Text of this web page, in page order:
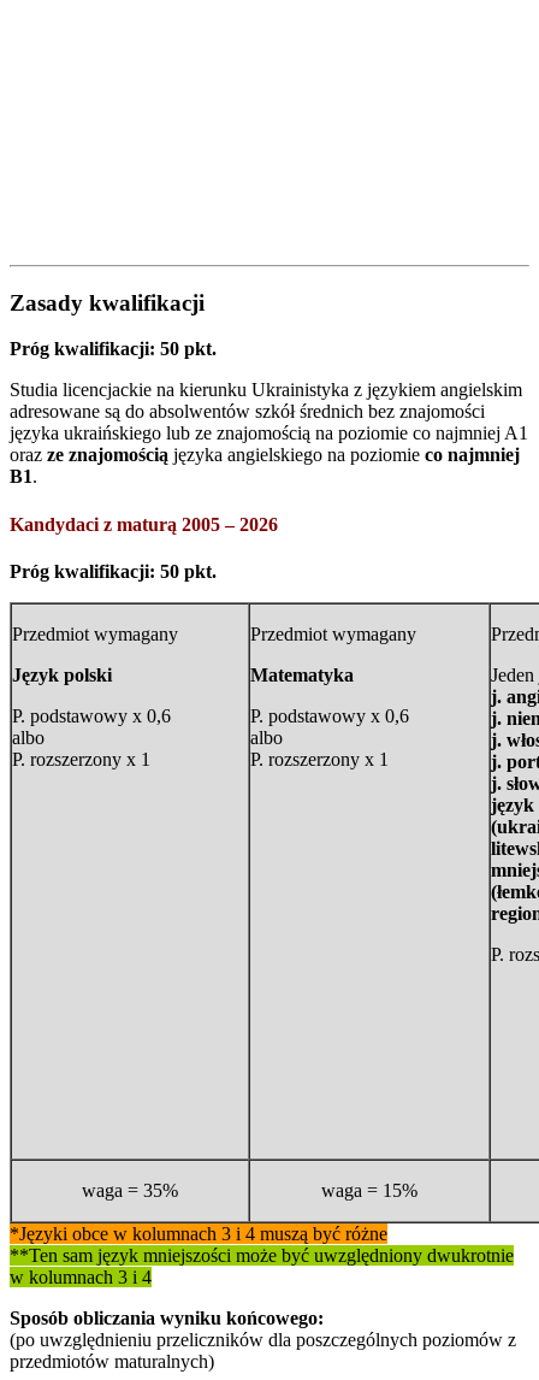
Zasady kwalifikacji
Próg kwalifikacji: 50 pkt.
Studia licencjackie na kierunku Ukrainistyka z językiem angielskim
adresowane są do absolwentów szkół średnich bez znajomości
języka ukraińskiego lub ze znajomością na poziomie co najmniej A1
oraz ze znajomością języka angielskiego na poziomie co najmniej
B1.
Kandydaci z maturą 2005 – 2026
Próg kwalifikacji: 50 pkt.
Przedmiot wymagany
Język polski
P. podstawowy x 0,6
albo
P. rozszerzony x 1
Przedmiot wymagany
Matematyka
P. podstawowy x 0,6
albo
P. rozszerzony x 1
j.
j.
j.
j.
j.
język
P.
waga = 35% waga = 15%
*Języki obce w kolumnach 3 i 4 muszą być różne
**Ten sam język mniejszości może być uwzględniony dwukrotnie
w kolumnach 3 i 4
Sposób obliczania wyniku końcowego:
(po uwzględnieniu przeliczników dla poszczególnych poziomów z
przedmiotów maturalnych)